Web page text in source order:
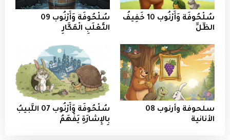
سُلْحُوفَة وَأَرْنُوب 10 خَفِيفُ
الظِّلِّ
سُلْحُوفَة وَأَرْنُوب 09
الثَّعْلَبِ الْمَكَّارِ
سلحوفة وأرنوب 08
الأنانية
سُلْحُوفَة وَأَرْنُوب 07 اللَّبيبُ
بِالإِشارَةِ يَفْهَمُ